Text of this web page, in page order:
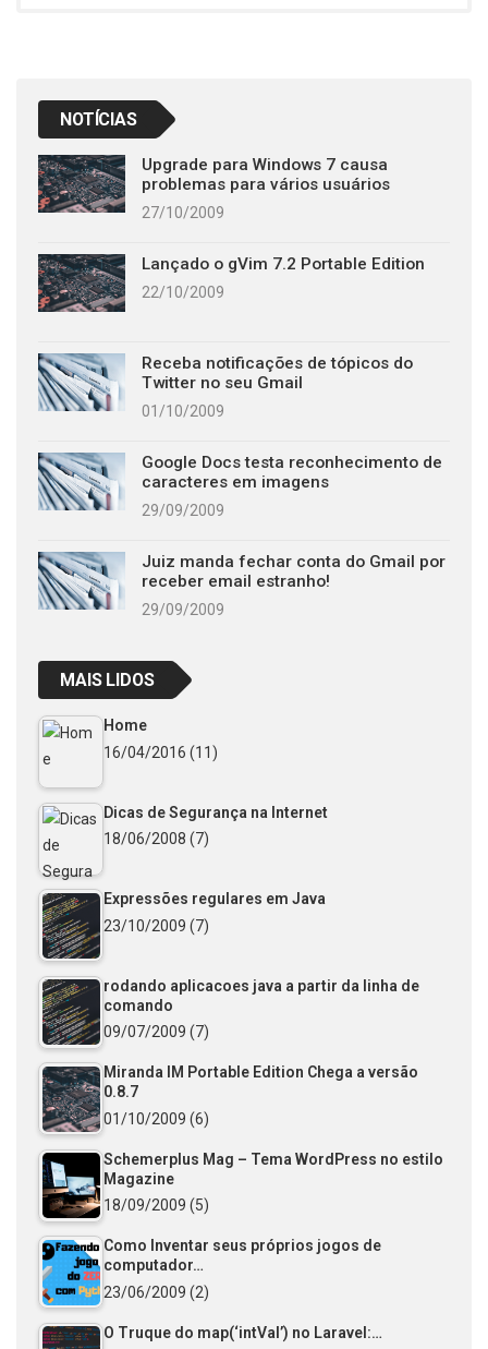
NOTÍCIAS
Upgrade para Windows 7 causa
problemas para vários usuários
27/10/2009
Lançado o gVim 7.2 Portable Edition
22/10/2009
Receba notificações de tópicos do
Twitter no seu Gmail
01/10/2009
Google Docs testa reconhecimento de
caracteres em imagens
29/09/2009
Juiz manda fechar conta do Gmail por
receber email estranho!
29/09/2009
MAIS LIDOS
Home
16/04/2016 (11)
Dicas de Segurança na Internet
18/06/2008 (7)
Expressões regulares em Java
23/10/2009 (7)
rodando aplicacoes java a partir da linha de
comando
09/07/2009 (7)
Miranda IM Portable Edition Chega a versão
0.8.7
01/10/2009 (6)
Schemerplus Mag – Tema WordPress no estilo
Magazine
18/09/2009 (5)
Como Inventar seus próprios jogos de
computador…
23/06/2009 (2)
O Truque do map(‘intVal’) no Laravel:…